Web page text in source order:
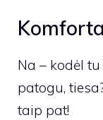
Na – kodėl
patogu,
taip pat!